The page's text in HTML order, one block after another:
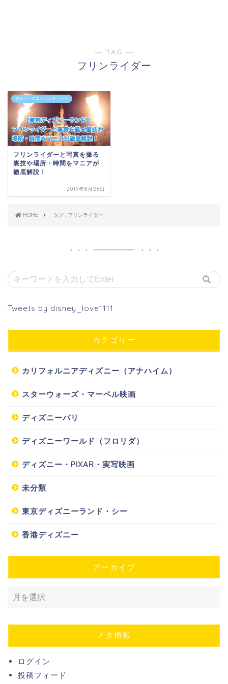
― TAG ―
フリンライダー
東京ディズニーランド・シー
フリンライダーと写真を撮る
裏技や場所・時間をマニアが
徹底解説！
2019年8月28日
HOME タグ : フリンライダー
Tweets by disney_love1111
カテゴリー
カリフォルニアディズニー（アナハイム）
スターウォーズ・マーベル映画
ディズニーパリ
ディズニーワールド（フロリダ）
ディズニー・PIXAR・実写映画
未分類
東京ディズニーランド・シー
香港ディズニー
アーカイブ
メタ情報
ログイン
投稿フィード